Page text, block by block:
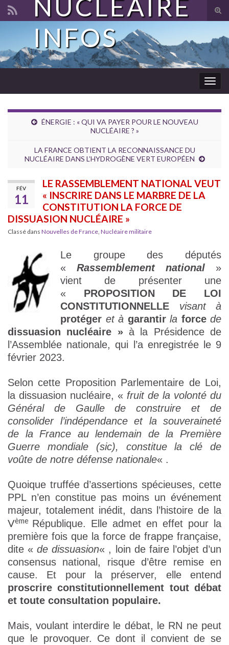
Search for:
NUCLÉAIRE
INFOS
ÉNERGIE : « QUI VA PAYER POUR LE NOUVEAU
NUCLÉAIRE ? »
LA FRANCE OBTIENT LA RECONNAISSANCE DU
NUCLÉAIRE DANS L’HYDROGÈNE VERT EUROPÉEN
FÉV
11
LE RASSEMBLEMENT NATIONAL VEUT
« INSCRIRE DANS LE MARBRE DE LA
CONSTITUTION LA FORCE DE
DISSUASION NUCLÉAIRE »
Classé dans Nouvelles de France, Nucléaire militaire
Le groupe des députés
« Rassemblement national »
vient de présenter une
« PROPOSITION DE LOI
CONSTITUTIONNELLE
visant à
protéger et à garantir la force de
dissuasion nucléaire »à la Présidence de
l’Assemblée nationale, qui l’a enregistrée le 9
février 2023.
Selon cette Proposition Parlementaire de Loi,
la dissuasion nucléaire, « fruit de la volonté du
Général de Gaulle de construire et de
consolider l’indépendance et la souveraineté
de la France au lendemain de la Première
Guerre mondiale (sic), constitue la clé de
voûte de notre défense nationale« .
Quoique truffée d’assertions spécieuses, cette
PPL n’en constitue pas moins un événement
majeur, totalement inédit, dans l’histoire de la
Vème République. Elle admet en effet pour la
première fois que la force de frappe française,
dite «de dissuasion« , loin de faire l’objet d’un
consensus national, risque d’être remise en
cause. Et pour la préserver, elle entend
proscrire constitutionnellement tout débat
et toute consultation populaire.
Mais, voulant interdire le débat, le RN ne peut
que le provoquer. Ce dont il convient de se